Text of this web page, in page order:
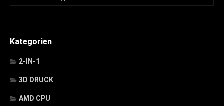
Kategorien
2-IN-1
3D DRUCK
AMD CPU